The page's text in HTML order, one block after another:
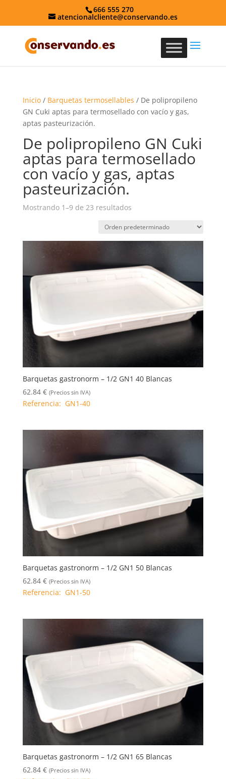
666 555 270
atencionalcliente@conservando.es
Inicio/ Barquetas termosellables / De polipropileno
GN Cuki aptas para termosellado con vacío y gas,
aptas pasteurización.
De polipropileno GN Cuki
aptas para termosellado
con vacío y gas, aptas
pasteurización.
Mostrando 1–9 de 23 resultados
Barquetas gastronorm – 1/2 GN1 40 Blancas
62.84 € (Precios sin IVA)
Referencia: GN1-40
Barquetas gastronorm – 1/2 GN1 50 Blancas
62.84 € (Precios sin IVA)
Referencia: GN1-50
Barquetas gastronorm – 1/2 GN1 65 Blancas
62.84 € (Precios sin IVA)